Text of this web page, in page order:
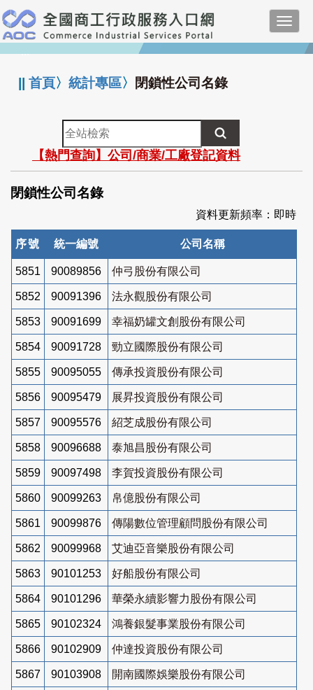
跳
到
主
要
:::
||首頁〉統計專區〉 閉鎖性公司名錄
全
站
檢
索
【熱門查詢】公司/商業/工廠登記資料
閉鎖性公司名錄
資料更新頻率：即時
序號 統一編號 公司名稱
5851 90089856 仲弓股份有限公司
5852 90091396 法永觀股份有限公司
5853 90091699 幸福奶罐文創股份有限公司
5854 90091728 勁立國際股份有限公司
5855 90095055 傳承投資股份有限公司
5856 90095479 展昇投資股份有限公司
5857 90095576 紹芝成股份有限公司
5858 90096688 泰旭昌股份有限公司
5859 90097498 李賀投資股份有限公司
5860 90099263 帛億股份有限公司
5861 90099876 傳陽數位管理顧問股份有限公司
5862 90099968 艾迪亞音樂股份有限公司
5863 90101253 好船股份有限公司
5864 90101296 華榮永續影響力股份有限公司
5865 90102324 鴻養銀髮事業股份有限公司
5866 90102909 仲達投資股份有限公司
5867 90103908 開南國際娛樂股份有限公司